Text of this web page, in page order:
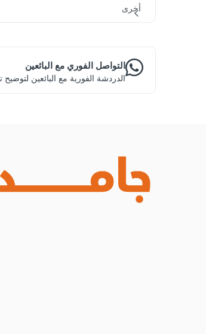
أخرى
التواصل الفوري مع البائعين
الدردشة الفورية مع البائعين لتوضيح